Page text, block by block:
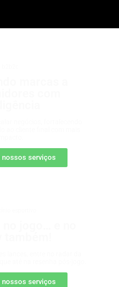
nossos serviços
nossos serviços